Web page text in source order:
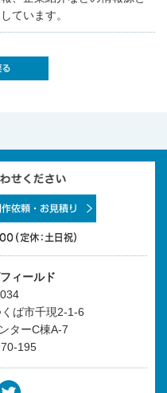
ています。
ィールド
ば市千現2-1-6
ターC棟A-7
195